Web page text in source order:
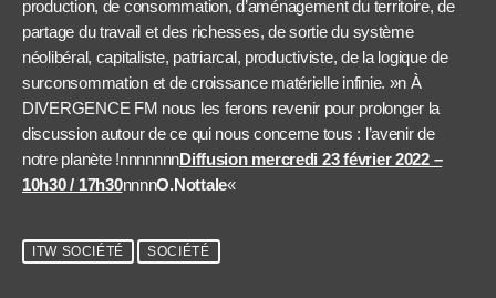
production, de consommation, d’aménagement du territoire, de
partage du travail et des richesses, de sortie du système
néolibéral, capitaliste, patriarcal, productiviste, de la logique de
surconsommation et de croissance matérielle infinie. »n À
DIVERGENCE FM nous les ferons revenir pour prolonger la
discussion autour de ce qui nous concerne tous : l’avenir de
notre planète !nnnnnnnDiffusion mercredi 23 février 2022 –
10h30 / 17h30nnnnO.Nottale«
ITW SOCIÉTÉ SOCIÉTÉ